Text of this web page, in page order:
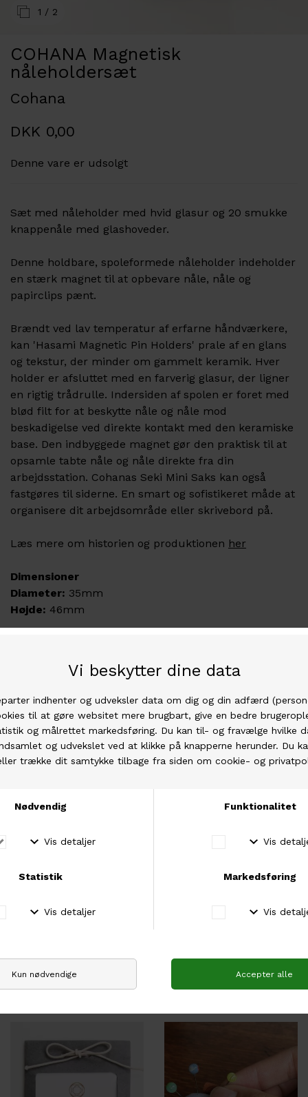
1 / 2
COHANA Magnetisk
nåleholdersæt
Cohana
DKK 0,00
Denne vare er udsolgt
Sæt med nåleholder med hvid glasur og 20 smukke
knappenåle med glashoveder.
Denne holdbare, spoleformede nåleholder indeholder
en stærk magnet til at opbevare nåle, nåle og
papirclips pænt.
Brændt ved lav temperatur af erfarne håndværkere,
kan 'Hasami Magnetic Pin Holders' prale af en glans
og tekstur, der minder om gammelt keramik. Hver
holder er afsluttet med en farverig glasur, der ligner
en rigtig trådrulle. Indersiden af spolen er foret med
blød filt for at beskytte nåle og nåle mod
beskadigelse ved direkte kontakt med den keramiske
base. Den indbyggede magnet gør den praktisk til at
opsamle tabte nåle og nåle direkte fra din
arbejdsstation. Cohanas Seki Mini Saks kan også
fastgøres til siderne. En smart og sofistikeret måde at
organisere dit arbejdsområde eller skrivebord på.
Læs mere om historien og produktionen her
Dimensioner
Diameter: 35mm
Højde: 46mm
Garn af høj kvalitet
Vi har den bedste garn i den højeste kvalitet.
Hos os er der fri fragt ved køb for mere end 500
Besøg vores fysiske butik i Brabrand, Aarhus.
Andre købte også